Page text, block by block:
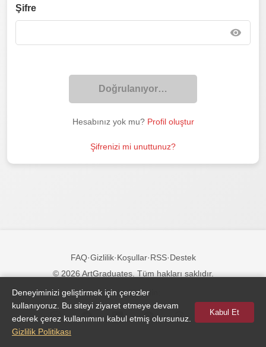
Şifre
Doğrulanıyor…
Hesabınız yok mu? Profil oluştur
Şifrenizi mi unuttunuz?
FAQ·Gizlilik·Koşullar·RSS·Destek
© 2026 ArtGraduates. Tüm hakları saklıdır.
Bizi takip edin:
Deneyiminizi geliştirmek için çerezler
kullanıyoruz. Bu siteyi ziyaret etmeye devam
ederek çerez kullanımını kabul etmiş olursunuz.
Gizlilik Politikası
Kabul Et